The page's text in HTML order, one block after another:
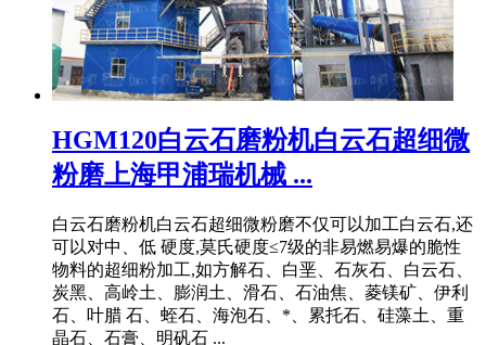
HGM120白云石磨粉机白云石超细微
粉磨上海甲浦瑞机械 ...
白云石磨粉机白云石超细微粉磨不仅可以加工白云石,还
可以对中、低 硬度,莫氏硬度≤7级的非易燃易爆的脆性
物料的超细粉加工,如方解石、白垩、石灰石、白云石、
炭黑、高岭土、膨润土、滑石、石油焦、菱镁矿、伊利
石、叶腊 石、蛭石、海泡石、*、累托石、硅藻土、重
晶石、石膏、明矾石 ...